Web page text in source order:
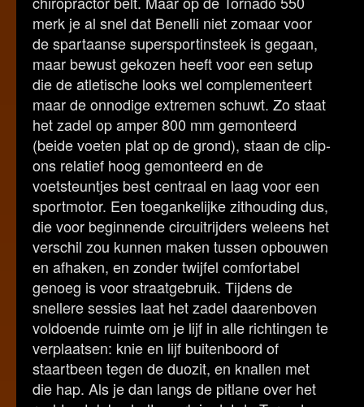
merk je al snel dat Benelli niet zomaar voor
de spartaanse supersportinsteek is gegaan,
maar bewust gekozen heeft voor een setup
die de atletische looks wel complementeert
maar de onnodige extremen schuwt. Zo staat
het zadel op amper 800 mm gemonteerd
(beide voeten plat op de grond), staan de clip-
ons relatief hoog gemonteerd en de
voetsteuntjes best centraal en laag voor een
sportmotor. Een toegankelijke zithouding dus,
die voor beginnende circuitrijders weleens het
verschil zou kunnen maken tussen opbouwen
en afhaken, en zonder twijfel comfortabel
genoeg is voor straatgebruik. Tijdens de
snellere sessies laat het zadel daarenboven
voldoende ruimte om je lijf in alle richtingen te
verplaatsen: knie en lijf buitenboord of
staartbeen tegen de duozit, en knallen met
die hap. Als je dan langs de pitlane over het